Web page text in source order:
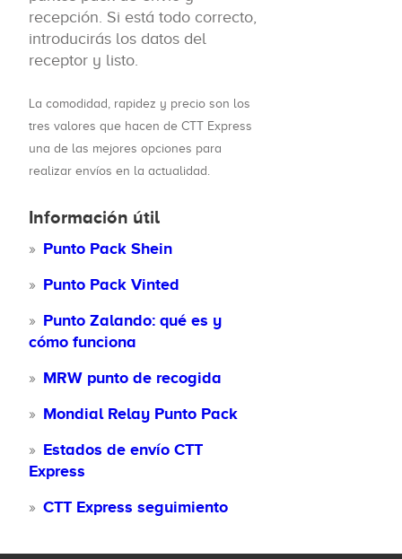
recepción. Si está todo correcto,
introducirás los datos del
receptor y listo.
La comodidad, rapidez y precio son los
tres valores que hacen de CTT Express
una de las mejores opciones para
realizar envíos en la actualidad.
Información útil
Punto Pack Shein
Punto Pack Vinted
Punto Zalando: qué es y
cómo funciona
MRW punto de recogida
Mondial Relay Punto Pack
Estados de envío CTT
Express
CTT Express seguimiento